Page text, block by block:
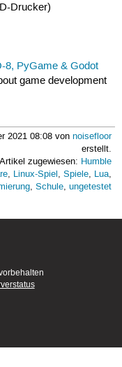
Drucker)
8, PyGame & Godot
game development
2021 08:08 vonnoisefloor
erstellt.
zugewiesen: Humble
, Linux-Spiel,Spiele, Lua,
,Schule,ungetestet